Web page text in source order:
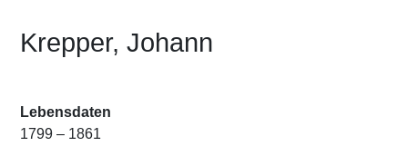
Krepper, Johann
Lebensdaten
1799 – 1861